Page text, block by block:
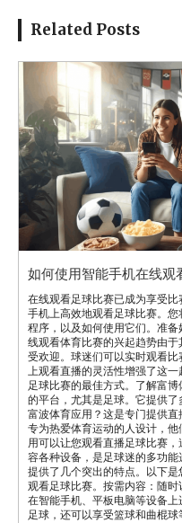
Related Posts
如何使用智能手机在线观
在线观看足球比赛已成为享受
手机上高效地观看足球比赛。
程序，以及如何使用它们。准
线观看体育比赛的兴起趋势由
受欢迎。球迷们可以实时观看
上观看直播的灵活性增强了这
足球比赛的最佳方式。了解富
的平台，尤其是足球。它提供
富波体育应用？这是专门提供
专为热爱体育运动的人设计，
用可以让您观看直播足球比赛
容各种设备，是足球迷的多功
提供了几个突出的特点。以下
观看足球比赛。按需内容：随
在智能手机、平板电脑等设备
足球，还可以享受篮球和曲棍